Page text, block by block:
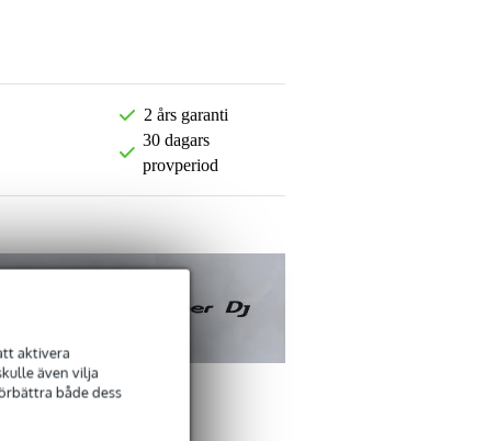
aktivera
även vilja
både dess
2 års garanti
30 dagars
provperiod